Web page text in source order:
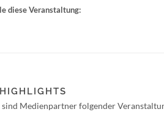
diese Veranstaltung:
HIGHLIGHTS
Medienpartner folgender